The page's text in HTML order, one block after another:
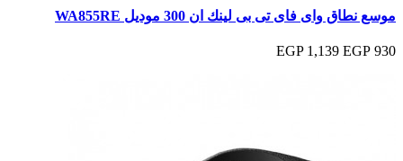
موسع نطاق واى فاى تى بى لينك ان 300 موديل WA855RE
930 EGP
1,139 EGP